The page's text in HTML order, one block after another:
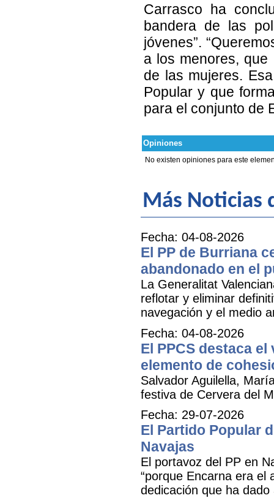
Carrasco ha
bandera de las
jóvenes”.
a los menores,
de las mujeres.
Popular y que
para el conjunto de
Opiniones
No existen opiniones para este
Más Noticias
Fecha: 04-08-2026
El PP de Burriana
abandonado en el
La Generalitat
reflotar y eliminar
navegación y el medio
Fecha: 04-08-2026
El PPCS destaca
elemento de
Salvador Aguilella,
festiva de Cervera del
Fecha: 29-07-2026
El Partido Popular
Navajas
El portavoz del PP en
“porque Encarna era el
dedicación que ha